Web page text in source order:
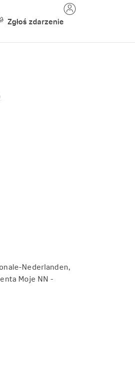
Zgłoś zdarzenie
Nederlanden,
Moje NN -